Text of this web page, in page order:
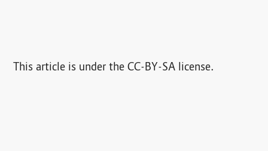
This article is under the CC-BY-SA license.